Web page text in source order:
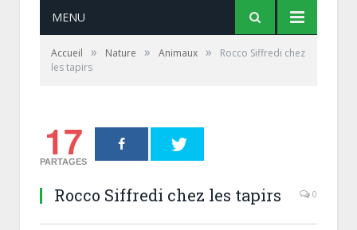
MENU
Accueil » Nature » Animaux »
Rocco Siffredi chez
les tapirs
17
PARTAGES
Rocco Siffredi chez les tapirs 0